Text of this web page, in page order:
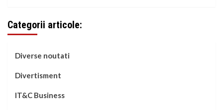
Categorii articole:
Diverse noutati
Divertisment
IT&C Business